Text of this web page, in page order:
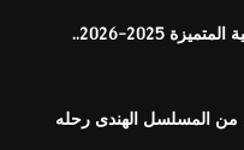
مصروفات المدارس التجريبية والرسمية المتميزة 2025-2026..
المسلسل الهندى رحله